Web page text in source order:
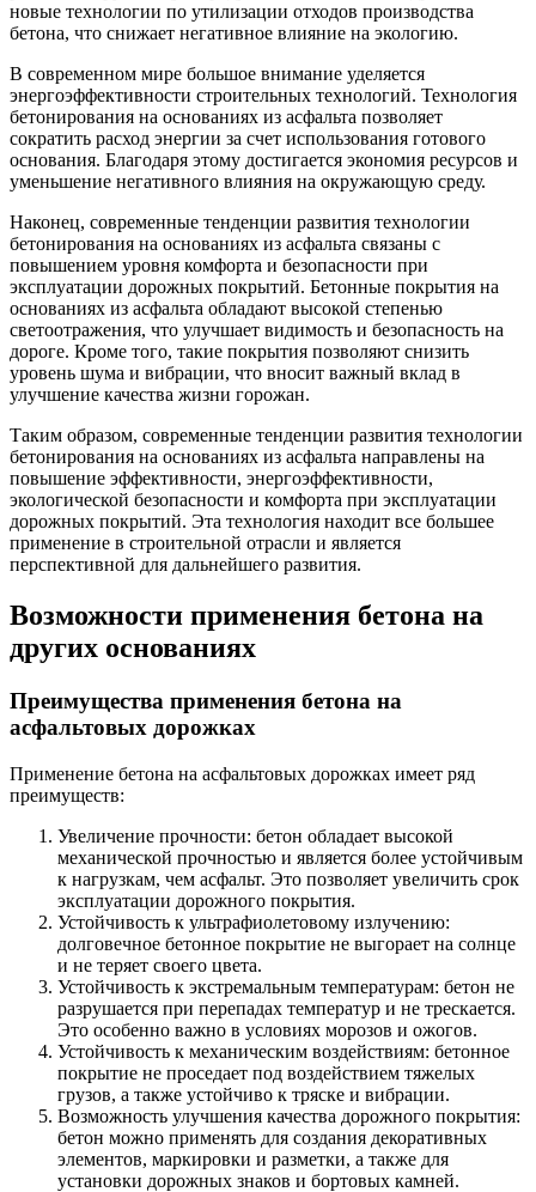
новые технологии по утилизации отходов производства
бетона, что снижает негативное влияние на экологию.
В современном мире большое внимание уделяется
энергоэффективности строительных технологий. Технология
бетонирования на основаниях из асфальта позволяет
сократить расход энергии за счет использования готового
основания. Благодаря этому достигается экономия ресурсов и
уменьшение негативного влияния на окружающую среду.
Наконец, современные тенденции развития технологии
бетонирования на основаниях из асфальта связаны с
повышением уровня комфорта и безопасности при
эксплуатации дорожных покрытий. Бетонные покрытия на
основаниях из асфальта обладают высокой степенью
светоотражения, что улучшает видимость и безопасность на
дороге. Кроме того, такие покрытия позволяют снизить
уровень шума и вибрации, что вносит важный вклад в
улучшение качества жизни горожан.
Таким образом, современные тенденции развития технологии
бетонирования на основаниях из асфальта направлены на
повышение эффективности, энергоэффективности,
экологической безопасности и комфорта при эксплуатации
дорожных покрытий. Эта технология находит все большее
применение в строительной отрасли и является
перспективной для дальнейшего развития.
Возможности применения бетона на
других основаниях
Преимущества применения бетона на
асфальтовых дорожках
Применение бетона на асфальтовых дорожках имеет ряд
преимуществ:
Увеличение прочности: бетон обладает высокой
механической прочностью и является более устойчивым
к нагрузкам, чем асфальт. Это позволяет увеличить срок
эксплуатации дорожного покрытия.
Устойчивость к ультрафиолетовому излучению:
долговечное бетонное покрытие не выгорает на солнце
и не теряет своего цвета.
Устойчивость к экстремальным температурам: бетон не
разрушается при перепадах температур и не трескается.
Это особенно важно в условиях морозов и ожогов.
Устойчивость к механическим воздействиям: бетонное
покрытие не проседает под воздействием тяжелых
грузов, а также устойчиво к тряске и вибрации.
Возможность улучшения качества дорожного покрытия:
бетон можно применять для создания декоративных
элементов, маркировки и разметки, а также для
установки дорожных знаков и бортовых камней.